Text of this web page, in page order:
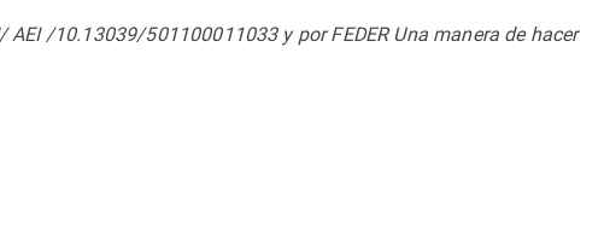
/10.13039/501100011033 y por FEDER Una manera de hacer